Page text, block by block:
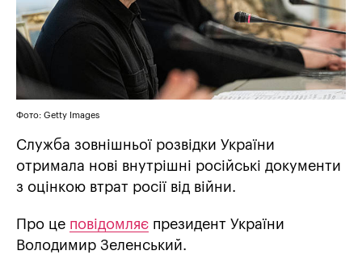
Фото: Getty Images
Служба зовнішньої розвідки України
отримала нові внутрішні російські документи
з оцінкою втрат росії від війни.
Про це повідомляє президент України
Володимир Зеленський.